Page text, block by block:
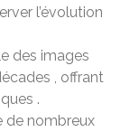
l’évolution
des images
, offrant
.
de nombreux